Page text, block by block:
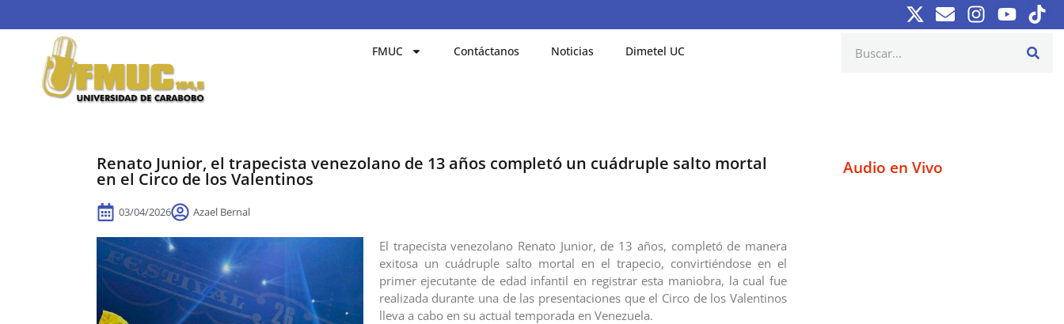
FMUC Contáctanos Noticias Dimetel UC
Renato Junior, el trapecista venezolano de 13 años completó un cuádruple salto mortal
en el Circo de los Valentinos
03/04/2026 Azael Bernal
El trapecista venezolano Renato Junior, de 13 años, completó de manera
exitosa un cuádruple salto mortal en el trapecio, convirtiéndose en el
primer ejecutante de edad infantil en registrar esta maniobra, la cual fue
realizada durante una de las presentaciones que el Circo de los Valentinos
lleva a cabo en su actual temporada en Venezuela.
Audio en Vivo